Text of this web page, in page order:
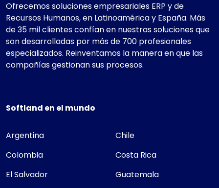
Ofrecemos soluciones empresariales ERP y de
Recursos Humanos, en Latinoamérica y España. Más
de 35 mil clientes confían en nuestras soluciones que
son desarrolladas por más de 700 profesionales
especializados. Reinventamos la manera en que las
compañías gestionan sus procesos.
Softland en el mundo
Argentina
Chile
Colombia
Costa Rica
El Salvador
Guatemala